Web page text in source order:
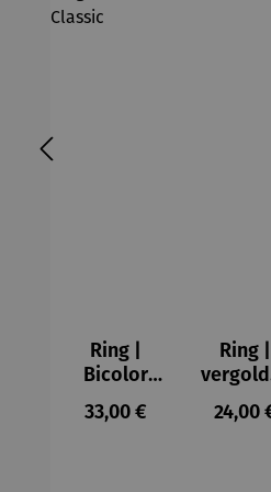
Ring |
Bicolor
Rhodinier
t
Regulärer Preis:
33,00 €
Ring |
| 03
24,00